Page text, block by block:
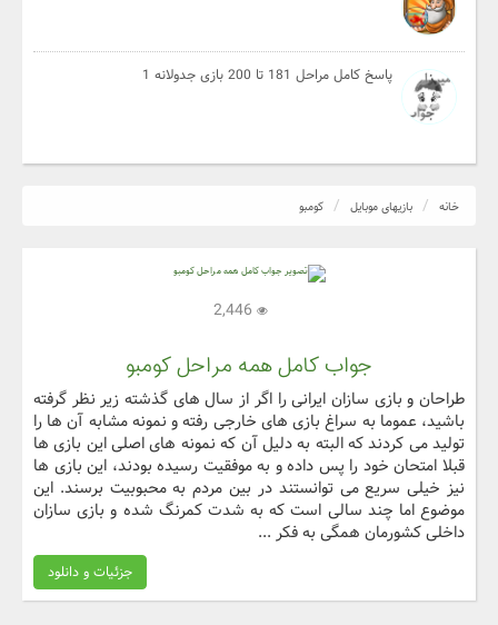
پاسخ کامل مراحل 181 تا 200 بازی جدولانه 1
خانه بازیهای موبایل کومبو
جواب کامل همه مراحل کومبو
طراحان و بازی سازان ایرانی را اگر از سال های گذشته زیر نظر گرفته
باشید، عموما به سراغ بازی های خارجی رفته و نمونه مشابه آن ها را
تولید می کردند که البته به دلیل آن که نمونه های اصلی این بازی ها
قبلا امتحان خود را پس داده و به موفقیت رسیده بودند، این بازی ها
نیز خیلی سریع می توانستند در بین مردم به محبوبیت برسند. این
موضوع اما چند سالی است که به شدت کمرنگ شده و بازی سازان
داخلی کشورمان همگی به فکر ...
جزئیات و دانلود